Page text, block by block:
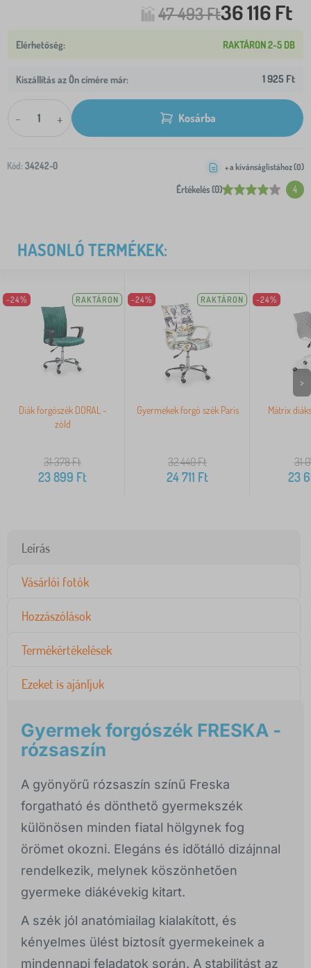
47 493 Ft36 116 Ft
RAKTÁRON 2-5 DB
Kiszállítás az Ön címére már: 1 925 Ft
- + Kosárba
Kód: 34242-0
Értékelés (0) 4
+ a kívánságlistához (0)
HASONLÓ TERMÉKEK:
-24% RAKTÁRON
Diák forgószék DORAL -
zöld
31 378Ft
23 899 Ft
-24% RAKTÁRON
Gyermekek forgó szék Paris
32 440Ft
24 711 Ft
-24%
Mátrix
31
23
>
Leírás
Vásárlói fotók
Hozzászólások
Termékértékelések
Ezeket is ajánljuk
Gyermek forgószék FRESKA -
rózsaszín
A gyönyörű rózsaszín színű Freska
forgatható és dönthető gyermekszék
különösen minden fiatal hölgynek fog
örömet okozni. Elegáns és időtálló dizájnnal
rendelkezik, melynek köszönhetően
gyermeke diákévekig kitart.
A szék jól anatómiailag kialakított, és
kényelmes ülést biztosít gyermekeinek a
mindennapi feladatok során. A stabilitást az